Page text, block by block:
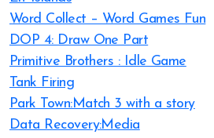
Word Collect – Word Games Fun
DOP 4: Draw One Part
Primitive Brothers : Idle Game
Tank Firing
Park Town:Match 3 with a story
Data Recovery:Media